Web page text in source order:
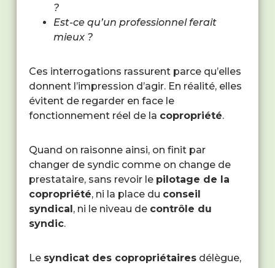
?
Est-ce qu’un professionnel ferait
mieux ?
Ces interrogations rassurent parce qu’elles
donnent l’impression d’agir. En réalité, elles
évitent de regarder en face le
fonctionnement réel de la copropriété.
Quand on raisonne ainsi, on finit par
changer de syndic comme on change de
prestataire, sans revoir le pilotage de la
copropriété, ni la place du conseil
syndical, ni le niveau de contrôle du
syndic.
Le syndicat des copropriétairesdélègue,